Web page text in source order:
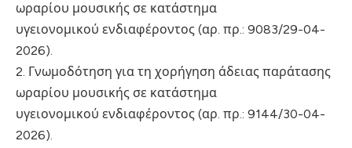
ωραρίου μουσικής σε κατάστημα
υγειονομικού ενδιαφέροντος (αρ. πρ.: 9083/29-04-
2026).
2. Γνωμοδότηση για τη χορήγηση άδειας παράτασης
ωραρίου μουσικής σε κατάστημα
υγειονομικού ενδιαφέροντος (αρ. πρ.: 9144/30-04-
2026).